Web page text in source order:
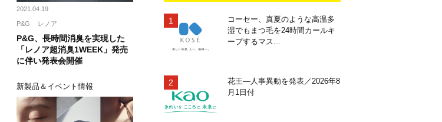
2021.04.19
P&G レノア
P&G、長時間消臭を実現した
「レノア超消臭1WEEK」発売
に伴い発表会開催
新製品＆イベント情報
コーセー、真夏のような高温多
湿でもまつ毛を24時間カールキ
ープするマス...
花王―人事異動を発表／2026年8
月1日付